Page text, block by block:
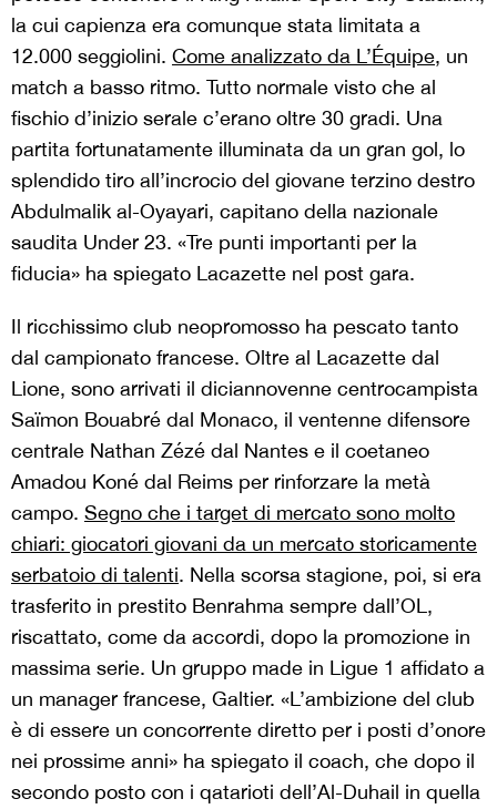
la cui capienza era comunque stata limitata a
12.000 seggiolini. Come analizzato da L’Équipe, un
match a basso ritmo. Tutto normale visto che al
fischio d’inizio serale c’erano oltre 30 gradi. Una
partita fortunatamente illuminata da un gran gol, lo
splendido tiro all’incrocio del giovane terzino destro
Abdulmalik al-Oyayari, capitano della nazionale
saudita Under 23. «Tre punti importanti per la
fiducia» ha spiegato Lacazette nel post gara.
Il ricchissimo club neopromosso ha pescato tanto
dal campionato francese. Oltre al Lacazette dal
Lione, sono arrivati il diciannovenne centrocampista
Saïmon Bouabré dal Monaco, il ventenne difensore
centrale Nathan Zézé dal Nantes e il coetaneo
Amadou Koné dal Reims per rinforzare la metà
campo. Segno che i target di mercato sono molto
chiari: giocatori giovani da un mercato storicamente
serbatoio di talenti. Nella scorsa stagione, poi, si era
trasferito in prestito Benrahma sempre dall’OL,
riscattato, come da accordi, dopo la promozione in
massima serie. Un gruppo made in Ligue 1 affidato a
un manager francese, Galtier. «L’ambizione del club
è di essere un concorrente diretto per i posti d’onore
nei prossime anni» ha spiegato il coach, che dopo il
secondo posto con i qatarioti dell’Al-Duhail in quella